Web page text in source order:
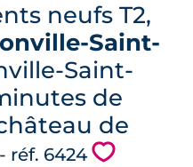
neufs T2,
Saint-
Saint-
de
de
- réf. 6424 💗